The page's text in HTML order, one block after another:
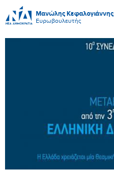
Μανώλης Κεφαλογιάννης
Ευρωβουλευτής